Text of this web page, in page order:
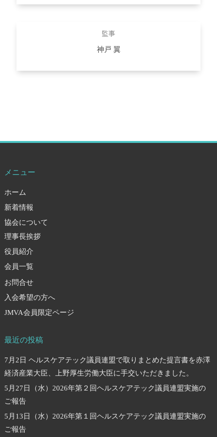
監事
神戸 翼
メニュー
ホーム
新着情報
協会について
理事長挨拶
役員紹介
会員一覧
お問合せ
入会希望の方へ
JMVA会員限定ページ
最近の投稿
7月2日 ヘルスケアテック議員連盟で取りまとめた提言書を赤澤
経済産業大臣、上野厚生労働大臣に手交いただきました。
5月27日（水）2026年第２回ヘルスケアテック議員連盟実施の
ご報告
5月13日（水）2026年第１回ヘルスケアテック議員連盟実施の
ご報告